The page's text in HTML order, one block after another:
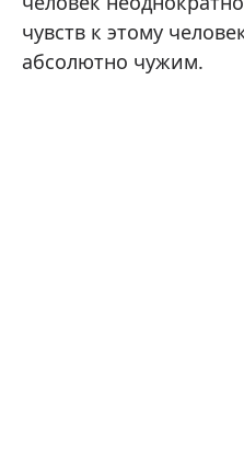
чувств к этому
абсолютно чужим.